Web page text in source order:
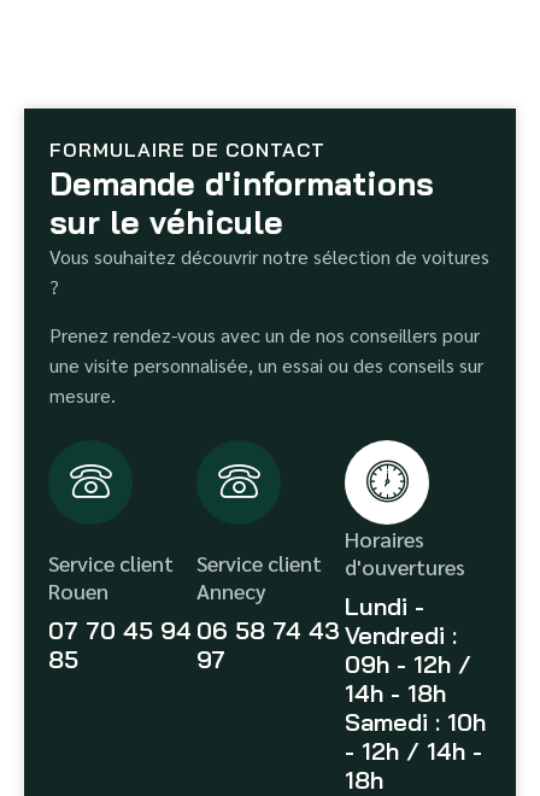
FORMULAIRE DE CONTACT
Demande d'informations
sur le véhicule
Vous souhaitez découvrir notre sélection de voitures
?
Prenez rendez-vous avec un de nos conseillers pour
une visite personnalisée, un essai ou des conseils sur
mesure.
Service client
Rouen
07 70 45 94
85
Service client
Annecy
06 58 74 43
97
Horaires
d'ouvertures
Lundi -
Vendredi :
09h - 12h /
14h - 18h
Samedi : 10h
- 12h / 14h -
18h